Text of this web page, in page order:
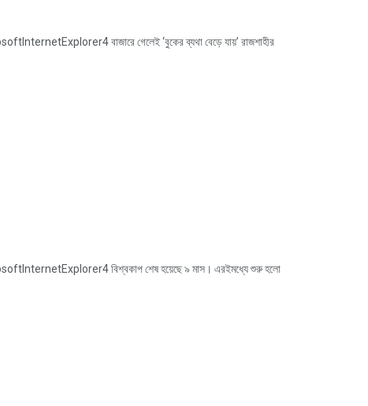
বাজারে গেলেই ‘বুকের ব্যথা বেড়ে যায়’ রাজশাহীর
বিশ্বকাপ শেষ হয়েছে ৯ মাস। এরইমধ্যে শুরু হলো